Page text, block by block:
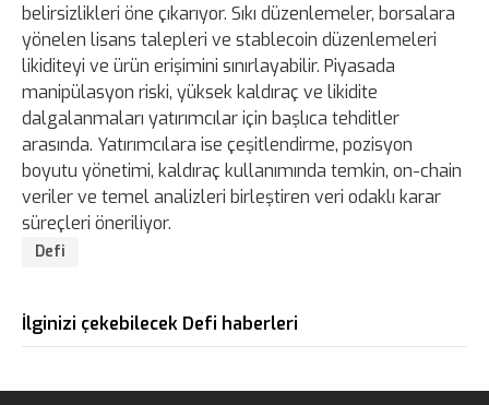
belirsizlikleri öne çıkarıyor. Sıkı düzenlemeler, borsalara
yönelen lisans talepleri ve stablecoin düzenlemeleri
likiditeyi ve ürün erişimini sınırlayabilir. Piyasada
manipülasyon riski, yüksek kaldıraç ve likidite
dalgalanmaları yatırımcılar için başlıca tehditler
arasında. Yatırımcılara ise çeşitlendirme, pozisyon
boyutu yönetimi, kaldıraç kullanımında temkin, on-chain
veriler ve temel analizleri birleştiren veri odaklı karar
süreçleri öneriliyor.
Defi
İlginizi çekebilecek Defi haberleri